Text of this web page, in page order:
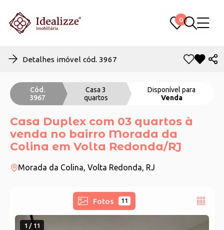
0
0
Detalhes imóvel cód. 3967
Cód.
3967
Casa 3
quartos
Disponível para
Venda
Casa Duplex com 03 quartos à
venda no bairro Morada da
Colina em Volta Redonda/RJ
Morada da Colina, Volta Redonda, RJ
Fotos 11
1 / 11